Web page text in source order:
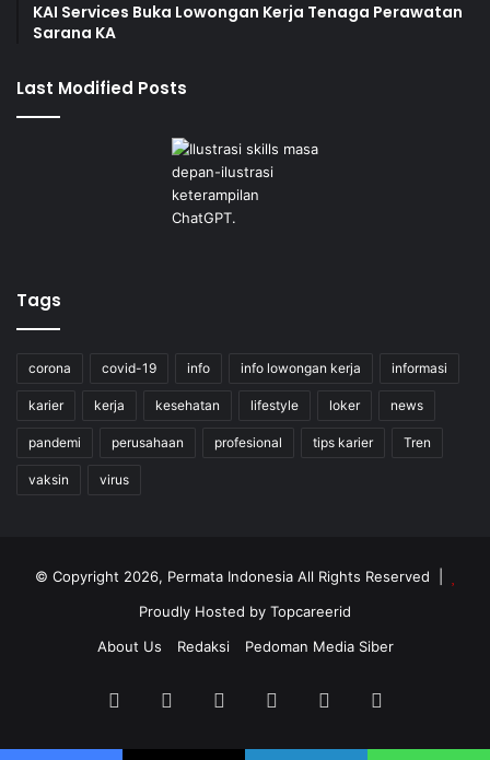
KAI Services Buka Lowongan Kerja Tenaga Perawatan
Sarana KA
Last Modified Posts
Tags
corona covid-19 info info lowongan kerja informasi
karier kerja kesehatan lifestyle loker news
pandemi perusahaan profesional tips karier Tren
vaksin virus
© Copyright 2026, Permata Indonesia All Rights Reserved |
Proudly Hosted by Topcareerid
About Us
Redaksi Pedoman Media Siber
Facebook YouTubeInstagramTikTok